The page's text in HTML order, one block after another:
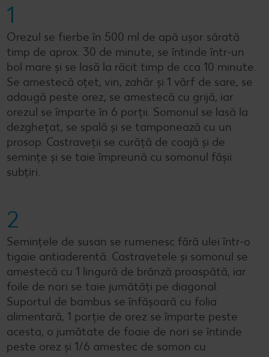
1
Orezul se fierbe în 500 ml de apă ușor sărată
timp de aprox. 30 de minute, se întinde într-un
bol mare și se lasă la răcit timp de cca 10 minute.
Se amestecă oțet, vin, zahăr și 1 vârf de sare, se
adaugă peste orez, se amestecă cu grijă, iar
orezul se împarte în 6 porții. Somonul se lasă la
dezghețat, se spală și se tamponează cu un
prosop. Castraveții se curăță de coajă și de
semințe și se taie împreună cu somonul fâșii
subțiri.
2
Semințele de susan se rumenesc fără ulei într-o
tigaie antiaderentă. Castravetele și somonul se
amestecă cu 1 lingură de brânză proaspătă, iar
foile de nori se taie jumătăți pe diagonal.
Suportul de bambus se înfășoară cu folia
alimentară, 1 porție de orez se împarte peste
acesta, o jumătate de foaie de nori se întinde
peste orez și 1/6 amestec de somon cu